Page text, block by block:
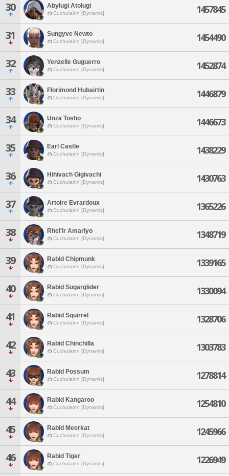
30 Abylugi Atolugi
Cuchulainn [Dynamis] 1457845
31 Sungyve Newto
Cuchulainn [Dynamis] 1454490
32 Yenzelle Guguerro
Cuchulainn [Dynamis] 1452874
33 Florimond Hubairtin
Cuchulainn [Dynamis] 1446879
34 Unza Tosho
Cuchulainn [Dynamis] 1446673
35 Earl Castle
Cuchulainn [Dynamis] 1438229
36 Hihivach Gigivachi
Cuchulainn [Dynamis] 1430763
37 Artoire Evrardoux
Cuchulainn [Dynamis] 1365226
38 Rhel'ir Amariyo
Cuchulainn [Dynamis] 1348719
39 Rabid Chipmunk
Cuchulainn [Dynamis] 1339165
40 Rabid Sugarglider
Cuchulainn [Dynamis] 1330094
41 Rabid Squirrel
Cuchulainn [Dynamis] 1328706
42 Rabid Chinchilla
Cuchulainn [Dynamis] 1303783
43 Rabid Possum
Cuchulainn [Dynamis] 1278814
44 Rabid Kangaroo
Cuchulainn [Dynamis] 1254810
45 Rabid Meerkat
Cuchulainn [Dynamis] 1245966
46 Rabid Tiger
Cuchulainn [Dynamis] 1226949